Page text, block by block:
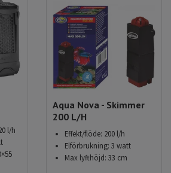
l/h
Aqua Nova - Skimmer
200 L/H
Effekt/flöde: 200 l/h
Elförbrukning: 3 watt
Max lyfthöjd: 33 cm